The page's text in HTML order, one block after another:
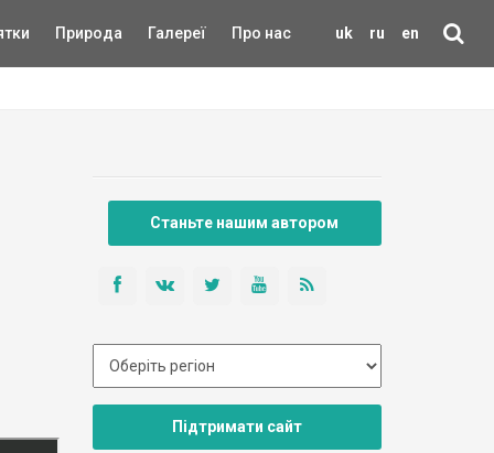
uk ru en
Природа Галереї Про нас
Станьте нашим автором
Підтримати сайт